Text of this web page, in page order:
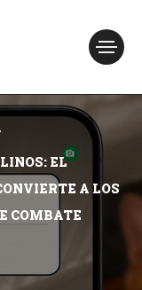
EL
A LOS
COMBATE